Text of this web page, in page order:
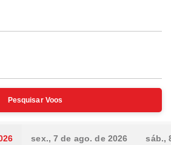
Pesquisar Voos
sex., 7 de ago. de 2026 sáb.,